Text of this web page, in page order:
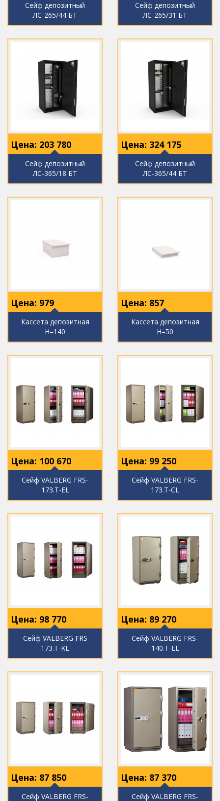
Сейф депозитный
ЛС-265/44 БТ
Сейф депозитный
ЛС-265/31 БТ
Цена: 203 780
Сейф депозитный
ЛС-365/18 БТ
Цена: 324 175
Сейф депозитный
ЛС-365/44 БТ
Цена: 979
Кассета депозитная
H=140
Цена: 857
Кассета депозитная
Н=50
Цена: 100 670
Сейф VALBERG FRS-
173.T-EL
Цена: 99 250
Сейф VALBERG FRS-
173.T-CL
Цена: 98 770
Сейф VALBERG FRS
173.T-KL
Цена: 89 270
Сейф VALBERG FRS-
140.T-EL
Цена: 87 850
Сейф VALBERG FRS-
Цена: 87 370
Сейф VALBERG FRS-